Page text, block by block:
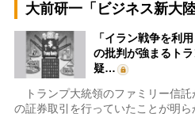
大前研一「ビジネス新大
「イラン戦争を利
の批判が強まるト
疑…
トランプ大統領のファミリー信託
の証券取引を行っていたことが明